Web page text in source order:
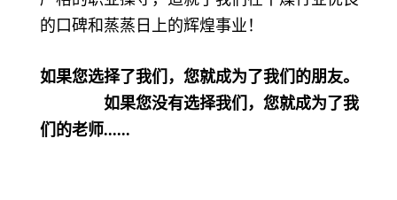
的口碑和蒸蒸日上的辉煌事业！
如果您选择了我们，您就成为了我们的朋友。
如果您没有选择我们，您就成为了我
们的老师......